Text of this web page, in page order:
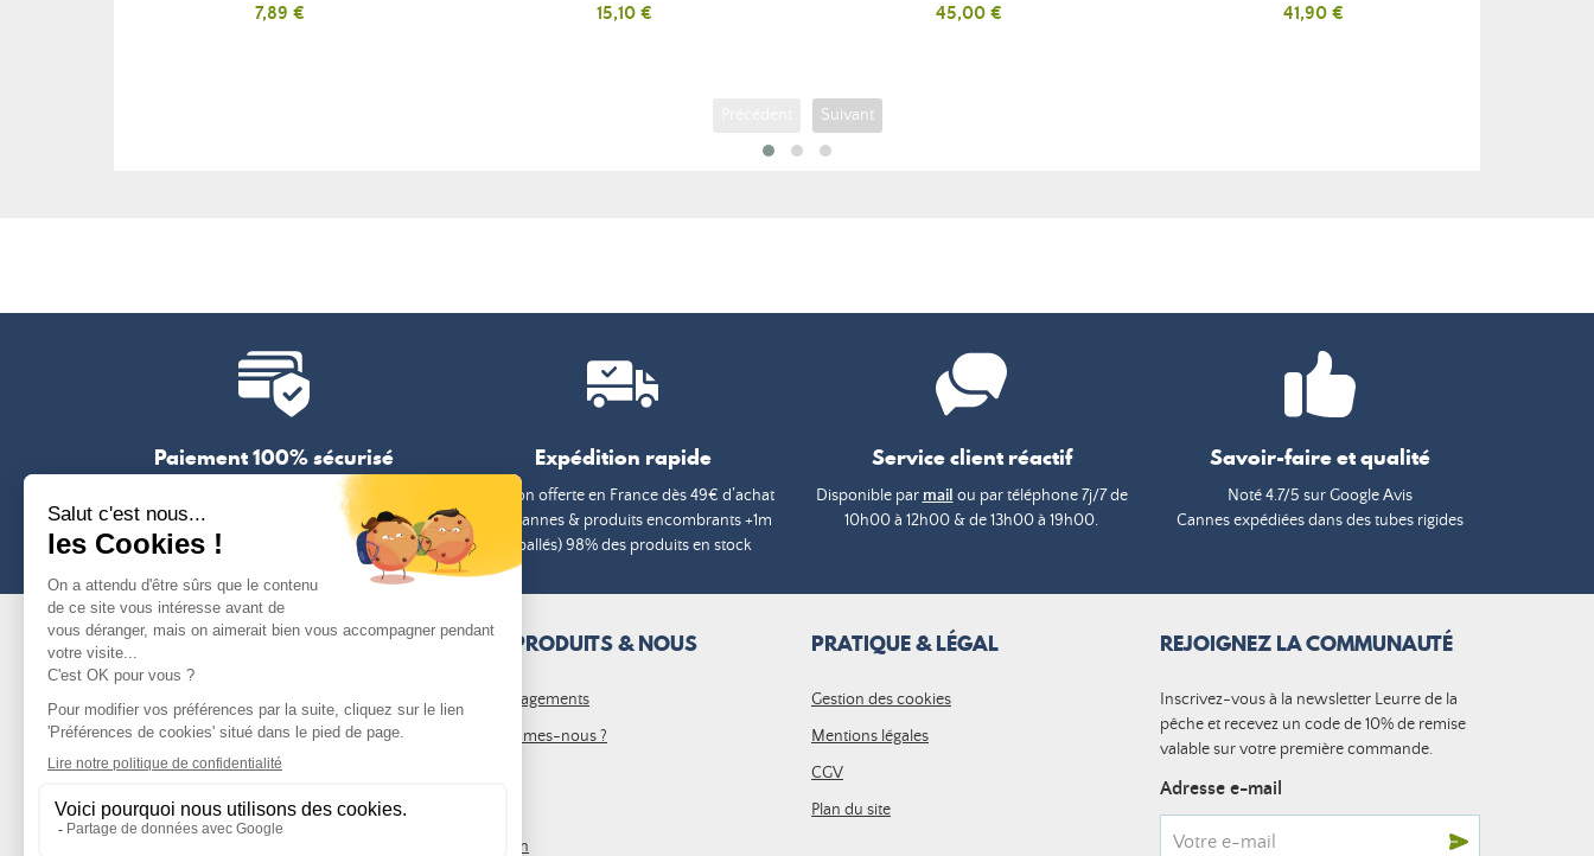
Prix
7,89 €
Prix
15,10 €
Prix
45,00 €
Prix
41,90 €
Suivant
Paiement 100% sécurisé
Paiement par carte bancaire, Paypal, virement
bancaire ou chèque
Expédition rapide
Livraison offerte en France dès 49€ d’achat
(hors cannes & produits encombrants +1m
emballés) 98% des produits en stock
Service client réactif
Disponible par mail ou par téléphone 7j/7 de
10h00 à 12h00 & de 13h00 à 19h00.
Savoir-faire et qualité
Noté 4.7/5 sur Google Avis
Cannes expédiées dans des tubes rigides
Besoin d'un conseil, d'un devis ou de vérifier
NOS PRODUITS & NOUS
Nos engagements
Qui sommes-nous ?
Affiliation
PRATIQUE & LÉGAL
Gestion des cookies
Mentions légales
CGV
Plan du site
REJOIGNEZ LA COMMUNAUTÉ
Inscrivez-vous à la newsletter Leurre de la
pêche et recevez un code de 10% de remise
valable sur votre première commande.
Adresse e-mail